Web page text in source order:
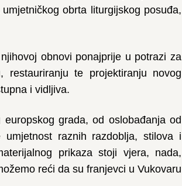
obrta liturgijskog posuđa,
obnovi ponajprije u potrazi za
restauriranju te projektiranju novog
i vidljiva.
grada, od oslobađanja od
raznih razdoblja, stilova i
prikaza stoji vjera, nada,
reći da su franjevci u Vukovaru